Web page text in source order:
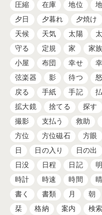
圧縮
在庫 地位
夕日
夕暮れ 夕焼け
天候
天気 太陽
守る
定規 家 家族
小屋
布団 幸せ
弦楽器
影 待つ
戻る
手紙 手記
拡大鏡
捨てる 探す
撮影
支払う 救助
方位
方位磁石 方眼
日
日の入り 日の出
日没
日程 日記
時計
時速 時間
書く
書類 月 朝
栞
格納 案内 検索